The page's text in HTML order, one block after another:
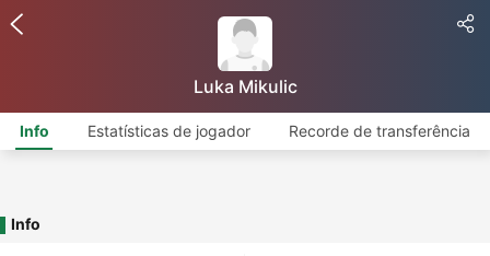
Luka Mikulic
Info Estatísticas de jogador Recorde de transferência
Info